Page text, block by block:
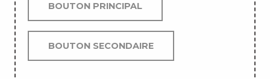
BOUTON PRINCIPAL
BOUTON SECONDAIRE